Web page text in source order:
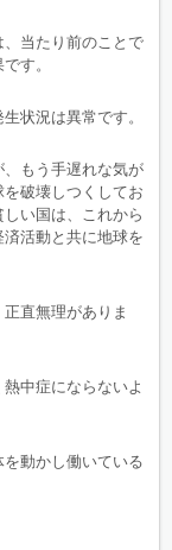
当たり前のことで
す。
状況は異常です。
もう手遅れな気が
破壊しつくしてお
い国は、これから
活動と共に地球を
直無理がありま
中症にならないよ
動かし働いている